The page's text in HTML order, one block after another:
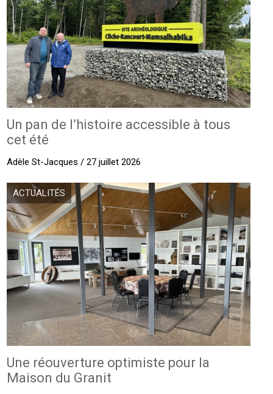
Un pan de l’histoire accessible à tous
cet été
Adèle St-Jacques / 27 juillet 2026
ACTUALITÉS
Une réouverture optimiste pour la
Maison du Granit